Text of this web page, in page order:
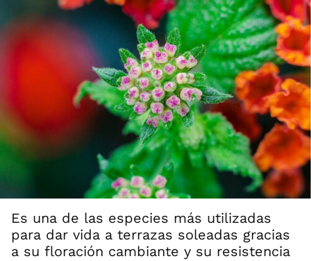
Es una de las especies más utilizadas
para dar vida a terrazas soleadas gracias
a su floración cambiante y su resistencia